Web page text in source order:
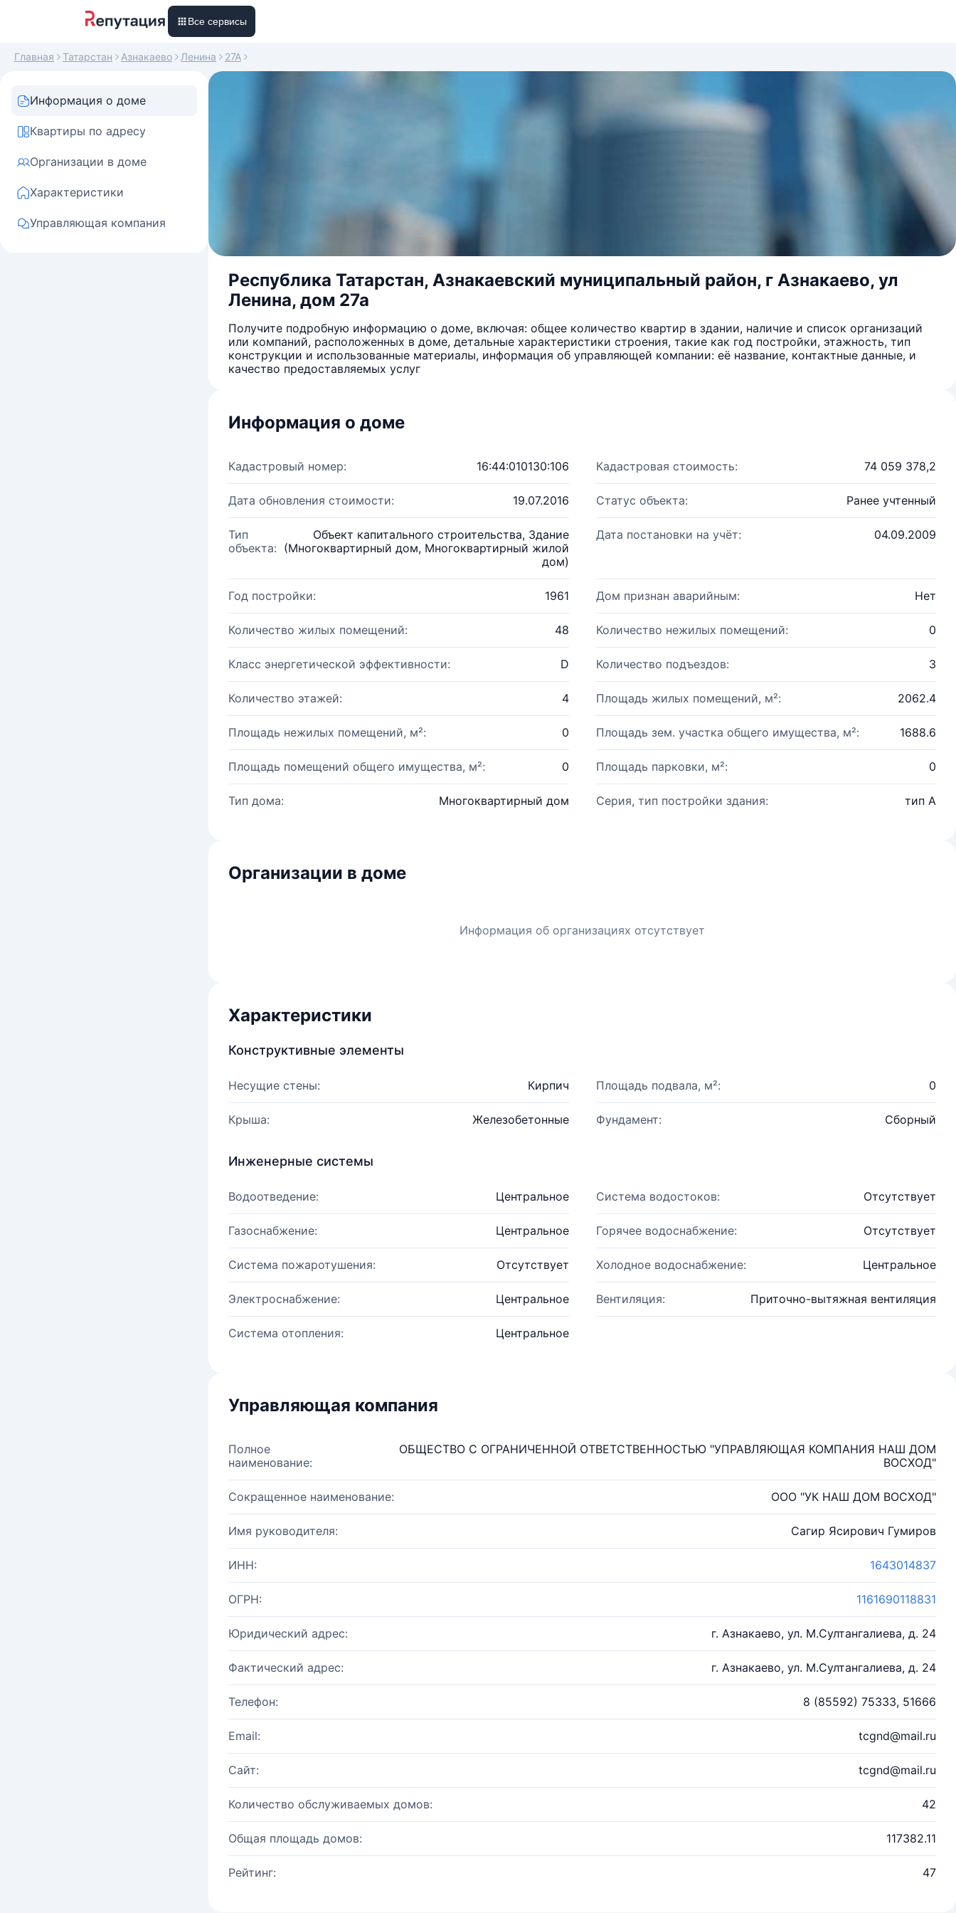
Все сервисы
Главная Татарстан Азнакаево Ленина 27А
Информация о доме
Квартиры по адресу
Организации в доме
Характеристики
Управляющая компания
Республика Татарстан, Азнакаевский муниципальный район, г Азнакаево, ул
Ленина, дом 27а
Получите подробную информацию о доме, включая: общее количество квартир в здании, наличие и список организаций
или компаний, расположенных в доме, детальные характеристики строения, такие как год постройки, этажность, тип
конструкции и использованные материалы, информация об управляющей компании: её название, контактные данные, и
качество предоставляемых услуг
Информация о доме
Кадастровый номер: 16:44:010130:106 Кадастровая стоимость: 74 059 378,2
Дата обновления стоимости: 19.07.2016 Статус объекта: Ранее учтенный
Тип
объекта:
Объект капитального строительства, Здание
(Многоквартирный дом, Многоквартирный жилой
дом)
Дата постановки на учёт: 04.09.2009
Год постройки: 1961 Дом признан аварийным: Нет
Количество жилых помещений: 48 Количество нежилых помещений: 0
Класс энергетической эффективности: D Количество подъездов: 3
Количество этажей: 4 Площадь жилых помещений, м²: 2062.4
Площадь нежилых помещений, м²: 0 Площадь зем. участка общего имущества, м²: 1688.6
Площадь помещений общего имущества, м²: 0 Площадь парковки, м²: 0
Тип дома: Многоквартирный дом Серия, тип постройки здания: тип А
Организации в доме
Информация об организациях отсутствует
Характеристики
Конструктивные элементы
Несущие стены: Кирпич Площадь подвала, м²: 0
Крыша: Железобетонные Фундамент: Сборный
Инженерные системы
Водоотведение: Центральное Система водостоков: Отсутствует
Газоснабжение: Центральное Горячее водоснабжение: Отсутствует
Система пожаротушения: Отсутствует Холодное водоснабжение: Центральное
Электроснабжение: Центральное Вентиляция: Приточно-вытяжная вентиляция
Система отопления: Центральное
Управляющая компания
Полное
наименование:
ОБЩЕСТВО С ОГРАНИЧЕННОЙ ОТВЕТСТВЕННОСТЬЮ "УПРАВЛЯЮЩАЯ КОМПАНИЯ НАШ ДОМ
ВОСХОД"
Сокращенное наименование: ООО "УК НАШ ДОМ ВОСХОД"
Имя руководителя: Сагир Ясирович Гумиров
ИНН: 1643014837
ОГРН: 1161690118831
Юридический адрес: г. Азнакаево, ул. М.Султангалиева, д. 24
Фактический адрес: г. Азнакаево, ул. М.Султангалиева, д. 24
Телефон: 8 (85592) 75333, 51666
Email: tcgnd@mail.ru
Сайт: tcgnd@mail.ru
Количество обслуживаемых домов: 42
Общая площадь домов: 117382.11
Рейтинг: 47